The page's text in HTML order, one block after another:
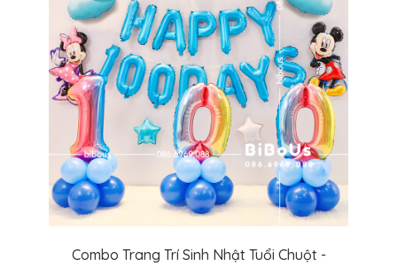
Combo Trang Trí Sinh Nhật Tuổi Chuột -